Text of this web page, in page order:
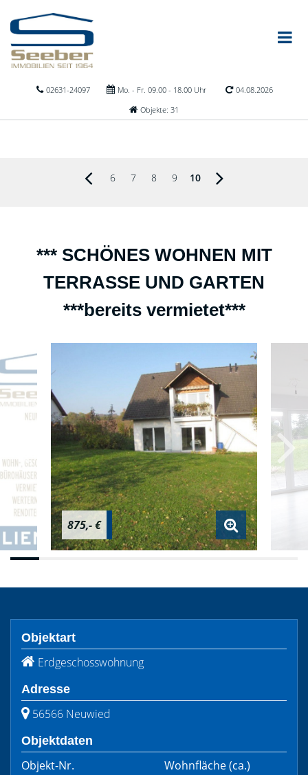
02631-24097 Mo. - Fr. 09.00 - 18.00 Uhr
04.08.2026
Objekte: 31
6 7 8 9 10
*** SCHÖNES WOHNEN MIT
TERRASSE UND GARTEN
***bereits vermietet***
875,- €
Objektart
Erdgeschosswohnung
Adresse
56566 Neuwied
Objektdaten
Objekt-Nr.
Wohnfläche(ca.)